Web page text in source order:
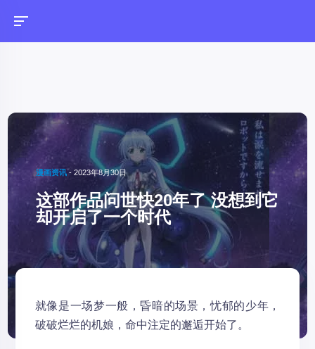
漫画资讯-2023年8月30日
这部作品问世快20年了 没想到它
却开启了一个时代
就像是一场梦一般，昏暗的场景，忧郁的少年，
破破烂烂的机娘，命中注定的邂逅开始了。